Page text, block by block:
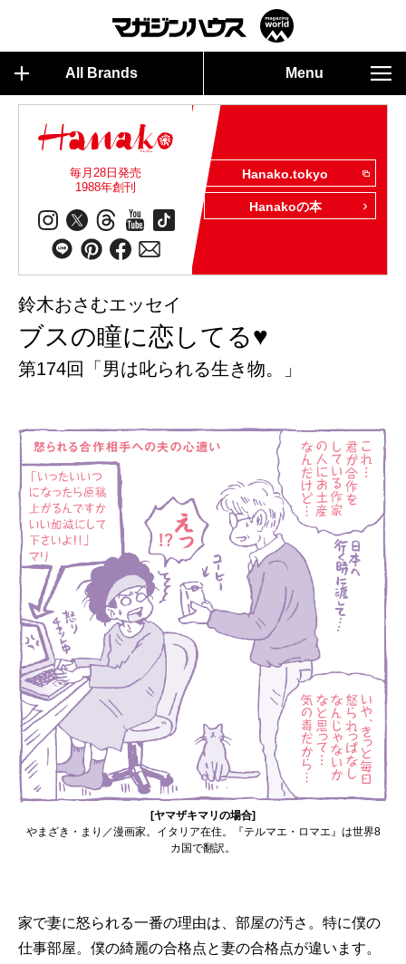
All Brands Menu
毎月28日発売
1988年創刊
Hanako.tokyo
Hanakoの本
鈴木おさむエッセイ
ブスの瞳に恋してる♥
第174回「男は叱られる生き物。」
[ヤマザキマリの場合]
やまざき・まり／漫画家。イタリア在住。『テルマエ・ロマエ』は世界8
カ国で翻訳。
家で妻に怒られる一番の理由は、部屋の汚さ。特に僕の
仕事部屋。僕の綺麗の合格点と妻の合格点が違います。